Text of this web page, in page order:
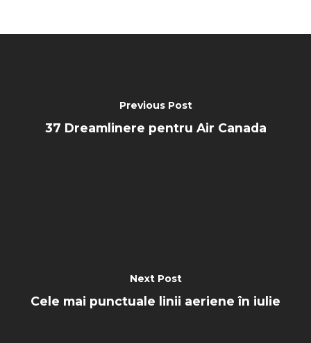
Previous Post
37 Dreamlinere pentru Air Canada
Next Post
Cele mai punctuale linii aeriene în iulie